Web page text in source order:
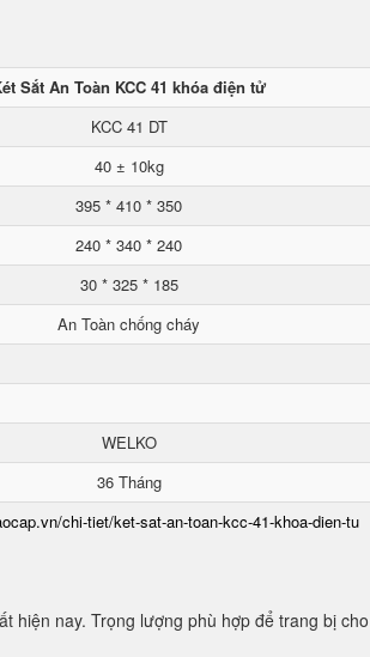
Sắt An Toàn KCC 41 khóa điện tử
KCC 41 DT
40 ± 10kg
395 * 410 * 350
240 * 340 * 240
30 * 325 * 185
An Toàn chống cháy
WELKO
36 Tháng
chi-tiet/ket-sat-an-toan-kcc-41-khoa-dien-tu
hiện nay. Trọng lượng phù hợp để trang bị